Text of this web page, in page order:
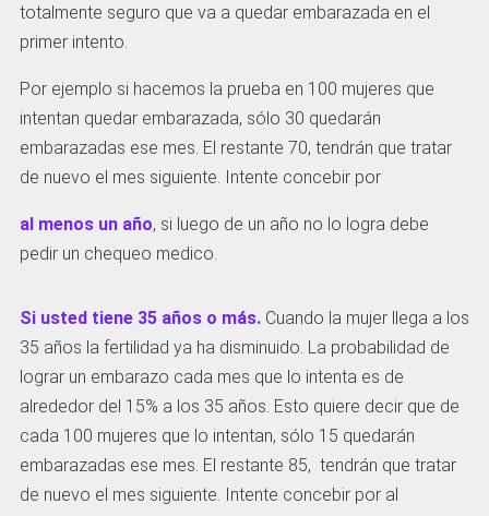
totalmente seguro que va a quedar embarazada en el
primer intento.
Por ejemplo si hacemos la prueba en 100 mujeres que
intentan quedar embarazada, sólo 30 quedarán
embarazadas ese mes. El restante 70, tendrán que tratar
de nuevo el mes siguiente. Intente concebir por
al menos un año, si luego de un año no lo logra debe
pedir un chequeo medico.
Si usted tiene 35 años o más.Cuando la mujer llega a los
35 años la fertilidad ya ha disminuido. La probabilidad de
lograr un embarazo cada mes que lo intenta es de
alrededor del 15% a los 35 años. Esto quiere decir que de
cada 100 mujeres que lo intentan, sólo 15 quedarán
embarazadas ese mes. El restante 85, tendrán que tratar
de nuevo el mes siguiente. Intente concebir por al